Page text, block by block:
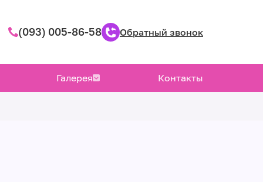
(093) 005-86-58 Обратный звонок
Галерея Контакты